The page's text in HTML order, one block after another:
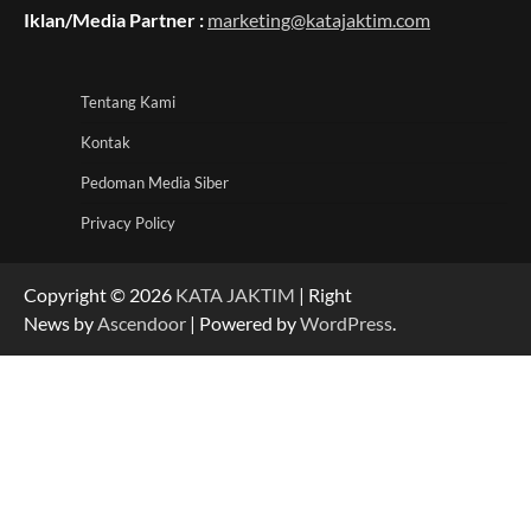
Iklan/Media Partner : marketing@katajaktim.com
Tentang Kami
Kontak
Pedoman Media Siber
Privacy Policy
Copyright © 2026 KATA JAKTIM | Right
News byAscendoor | Powered byWordPress.